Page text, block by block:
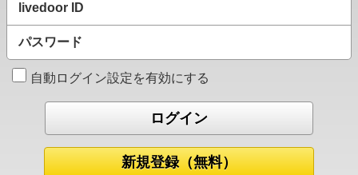
livedoor ID
パスワード
自動ログイン設定を有効にする
新規登録（無料）